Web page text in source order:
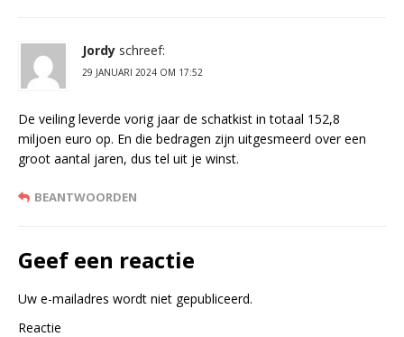
Jordy schreef:
29 JANUARI 2024 OM 17:52
De veiling leverde vorig jaar de schatkist in totaal 152,8
miljoen euro op. En die bedragen zijn uitgesmeerd over een
groot aantal jaren, dus tel uit je winst.
BEANTWOORDEN
Geef een reactie
Uw e-mailadres wordt niet gepubliceerd.
Reactie